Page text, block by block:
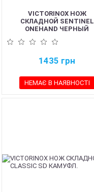
VICTORINOX НОЖ
СКЛАДНОЙ SENTINEL
ONEHAND ЧЕРНЫЙ
1435 грн
НЕМАЄ В НАЯВНОСТІ